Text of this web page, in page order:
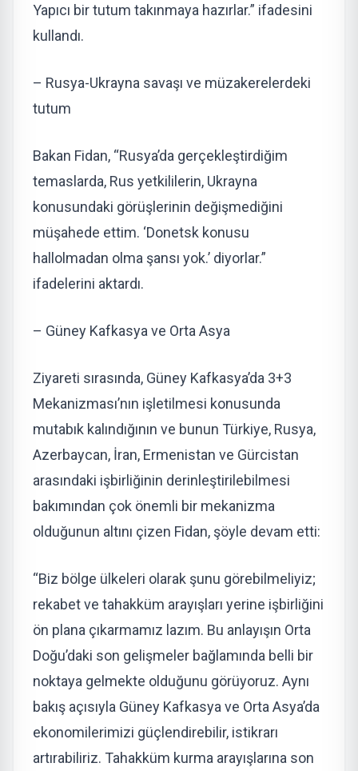
Yapıcı bir tutum takınmaya hazırlar.” ifadesini
kullandı.
– Rusya-Ukrayna savaşı ve müzakerelerdeki
tutum
Bakan Fidan, “Rusya’da gerçekleştirdiğim
temaslarda, Rus yetkililerin, Ukrayna
konusundaki görüşlerinin değişmediğini
müşahede ettim. ‘Donetsk konusu
hallolmadan olma şansı yok.’ diyorlar.”
ifadelerini aktardı.
– Güney Kafkasya ve Orta Asya
Ziyareti sırasında, Güney Kafkasya’da 3+3
Mekanizması’nın işletilmesi konusunda
mutabık kalındığının ve bunun Türkiye, Rusya,
Azerbaycan, İran, Ermenistan ve Gürcistan
arasındaki işbirliğinin derinleştirilebilmesi
bakımından çok önemli bir mekanizma
olduğunun altını çizen Fidan, şöyle devam etti:
“Biz bölge ülkeleri olarak şunu görebilmeliyiz;
rekabet ve tahakküm arayışları yerine işbirliğini
ön plana çıkarmamız lazım. Bu anlayışın Orta
Doğu’daki son gelişmeler bağlamında belli bir
noktaya gelmekte olduğunu görüyoruz. Aynı
bakış açısıyla Güney Kafkasya ve Orta Asya’da
ekonomilerimizi güçlendirebilir, istikrarı
artırabiliriz. Tahakküm kurma arayışlarına son